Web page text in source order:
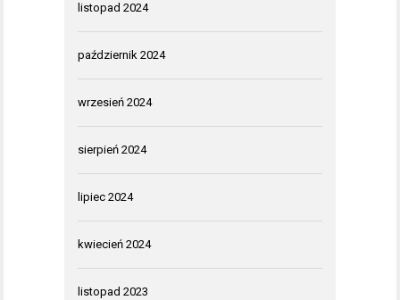
listopad 2024
październik 2024
wrzesień 2024
sierpień 2024
lipiec 2024
kwiecień 2024
listopad 2023